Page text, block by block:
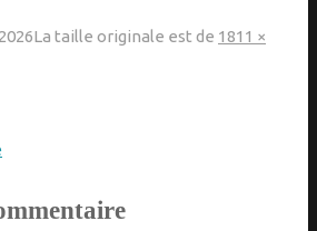
La taille originale est de 1811 ×